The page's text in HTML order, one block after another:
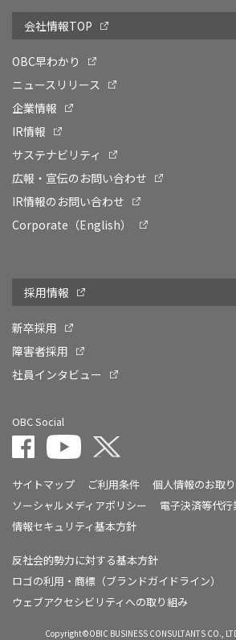
会社情報TOP
OBC早わかり
ニュースリリース
企業情報
IR情報
サステナビリティ
広報・宣伝のお問い合わせ
IR情報のお問い合わせ
Corporate（English）
採用情報
新卒採用
障害者採用
社員インタビュー
OBC Social
サイトマップ ご利用条件
個人情報のお取
ソーシャルメディアポリシー
電子決済等代
情報セキュリティ基本方針
反社会的勢力に対する基本方針
ロゴの利用・商標（ブランドガイドライン）
ウェブアクセシビリティへの取り組み
Copyright©OBIC BUSINESS CONSULTANTS CO.,